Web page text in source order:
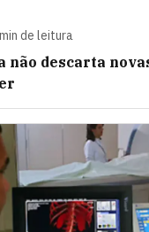
de leitura
não descarta